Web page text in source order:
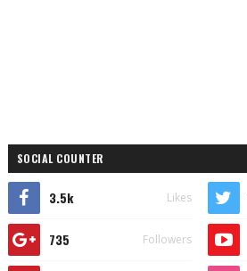
SOCIAL COUNTER
3.5k Likes
735 Followers